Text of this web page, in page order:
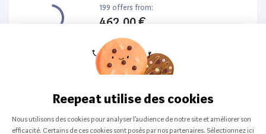
199 offers from:
462,00 €
Top Produit Apple- Smartphone
Apple iPhone 16 128Go